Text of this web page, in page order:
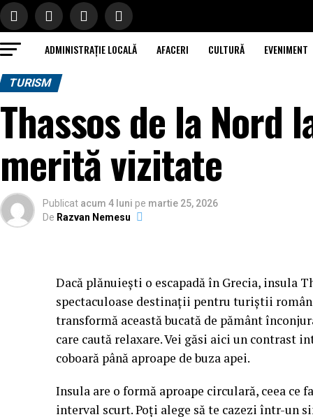
ADMINISTRAȚIE LOCALĂ AFACERI CULTURĂ EVENIMENT
TURISM
Thassos de la Nord
merită vizitate
Publicat acum 4 luni pe martie 25, 2026
De Razvan Nemesu
Dacă plănuiești o escapadă în Grecia, insula
spectaculoase destinații pentru turiștii
transformă această bucată de pământ
care caută relaxare. Vei găsi aici un contrast
coboară până aproape de buza apei.
Insula are o formă aproape circulară, ceea
interval scurt. Poți alege să te cazezi într-un